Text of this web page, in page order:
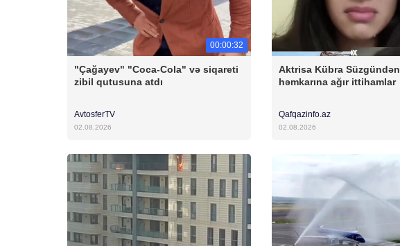
00:00:32
"Çağayev" "Coca-Cola" və siqareti
zibil qutusuna atdı
AvtosferTV
02.08.2026
Aktrisa Kübra Süzgündən
həmkarına ağır ittihamlar
Qafqazinfo.az
02.08.2026